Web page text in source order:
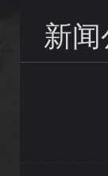
新